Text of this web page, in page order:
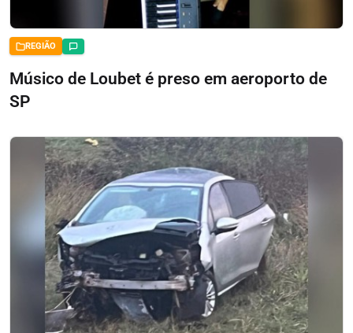
REGIÃO
Músico de Loubet é preso em aeroporto de
SP